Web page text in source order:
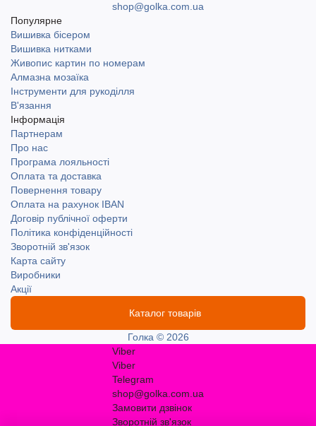
shop@golka.com.ua
Популярне
Вишивка бісером
Вишивка нитками
Живопис картин по номерам
Алмазна мозаїка
Інструменти для рукоділля
В'язання
Інформація
Партнерам
Про нас
Програма лояльності
Оплата та доставка
Повернення товару
Оплата на рахунок IBAN
Договір публічної оферти
Політика конфіденційності
Зворотній зв'язок
Карта сайту
Виробники
Акції
Каталог товарів
Голка © 2026
Viber
Viber
Telegram
shop@golka.com.ua
Замовити дзвінок
Зворотній зв'язок